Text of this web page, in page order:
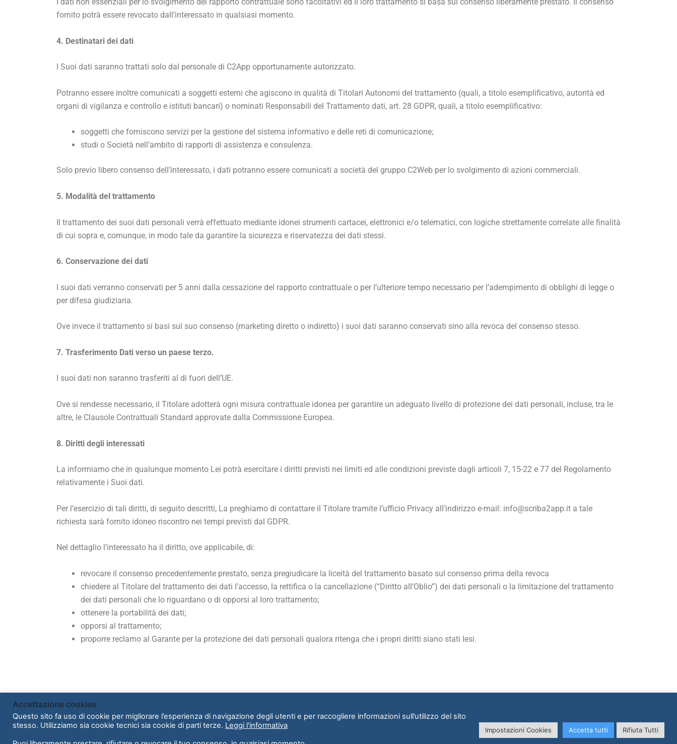
fornito potrà essere revocato dall’interessato in qualsiasi momento.
4. Destinatari dei dati
I Suoi dati saranno trattati solo dal personale di C2App opportunamente autorizzato.
Potranno essere inoltre comunicati a soggetti esterni che agiscono in qualità di Titolari Autonomi del trattamento (quali, a titolo esemplificativo, autorità ed
organi di vigilanza e controllo e istituti bancari) o nominati Responsabili del Trattamento dati, art. 28 GDPR, quali, a titolo esemplificativo:
soggetti che forniscono servizi per la gestione del sistema informativo e delle reti di comunicazione;
studi o Società nell’ambito di rapporti di assistenza e consulenza.
Solo previo libero consenso dell’interessato, i dati potranno essere comunicati a società del gruppo C2Web per lo svolgimento di azioni commerciali.
5. Modalità del trattamento
Il trattamento dei suoi dati personali verrà effettuato mediante idonei strumenti cartacei, elettronici e/o telematici, con logiche strettamente correlate alle finalità
di cui sopra e, comunque, in modo tale da garantire la sicurezza e riservatezza dei dati stessi.
6. Conservazione dei dati
I suoi dati verranno conservati per 5 anni dalla cessazione del rapporto contrattuale o per l’ulteriore tempo necessario per l’adempimento di obblighi di legge o
per difesa giudiziaria.
Ove invece il trattamento si basi sul suo consenso (marketing diretto o indiretto) i suoi dati saranno conservati sino alla revoca del consenso stesso.
7. Trasferimento Dati verso un paese terzo.
I suoi dati non saranno trasferiti al di fuori dell’UE.
Ove si rendesse necessario, il Titolare adotterà ogni misura contrattuale idonea per garantire un adeguato livello di protezione dei dati personali, incluse, tra le
altre, le Clausole Contrattuali Standard approvate dalla Commissione Europea.
8. Diritti degli interessati
La informiamo che in qualunque momento Lei potrà esercitare i diritti previsti nei limiti ed alle condizioni previste dagli articoli 7, 15-22 e 77 del Regolamento
relativamente i Suoi dati.
Per l’esercizio di tali diritti, di seguito descritti, La preghiamo di contattare il Titolare tramite l’ufficio Privacy all’indirizzo e-mail: info@scriba2app.it a tale
richiesta sarà fornito idoneo riscontro nei tempi previsti dal GDPR.
Nel dettaglio l’interessato ha il diritto, ove applicabile, di:
revocare il consenso precedentemente prestato, senza pregiudicare la liceità del trattamento basato sul consenso prima della revoca
chiedere al Titolare del trattamento dei dati l’accesso, la rettifica o la cancellazione (“Diritto all’Oblio”) dei dati personali o la limitazione del trattamento
dei dati personali che lo riguardano o di opporsi al loro trattamento;
ottenere la portabilità dei dati;
opporsi al trattamento;
proporre reclamo al Garante per la protezione dei dati personali qualora ritenga che i propri diritti siano stati lesi.
Copyright © 2026 | C2App srl P.IVA 11479980960 - Sede legale: Via Privata Cesare Mangili 2, 20121 Milano
Accettazione cookies
Questo sito fa uso di cookie per migliorare l’esperienza di navigazione degli utenti e per raccogliere informazioni sull’utilizzo del sito
stesso. Utilizziamo sia cookie tecnici sia cookie di parti terze. Leggi l'informativa
Impostazioni Cookies Accetta tutti Rifiuta Tutti